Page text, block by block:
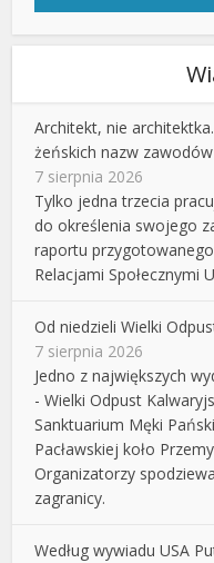
Architekt, nie
żeńskich nazw zawodów
7 sierpnia 2026
Tylko jedna trzecia
do określenia swojego
raportu
Relacjami Społecznymi
Od niedzieli Wielki
7 sierpnia 2026
Jedno z największych
- Wielki Odpust
Sanktuarium Męki
Pacławskiej koło
Organizatorzy
zagranicy.
Według wywiadu USA